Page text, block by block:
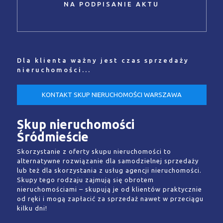
NA PODPISANIE AKTU
Dla klienta ważny jest czas sprzedaży
nieruchomości...
KONTAKT SKUP NIERUCHOMOŚCI WARSZAWA
Skup nieruchomości
Śródmieście
Skorzystanie z oferty skupu nieruchomości to
alternatywne rozwiązanie dla samodzielnej sprzedaży
lub też dla skorzystania z usług agencji nieruchomości.
Skupy tego rodzaju zajmują się obrotem
nieruchomościami – skupują je od klientów praktycznie
od ręki i mogą zapłacić za sprzedaż nawet w przeciągu
kilku dni!